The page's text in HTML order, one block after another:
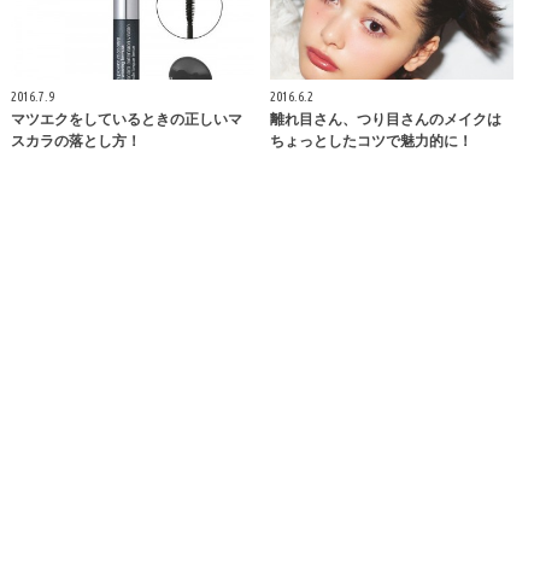
2016.7.9
マツエクをしているときの正しいマ
スカラの落とし方！
2016.6.2
離れ目さん、つり目さんのメイクは
ちょっとしたコツで魅力的に！